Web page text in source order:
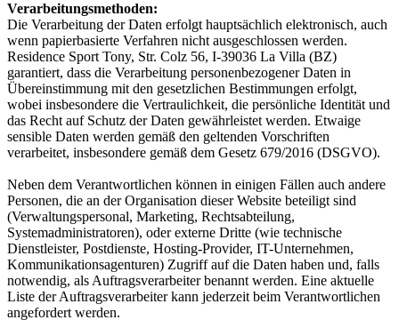
Verarbeitungsmethoden:
Die Verarbeitung der Daten erfolgt hauptsächlich elektronisch, auch
wenn papierbasierte Verfahren nicht ausgeschlossen werden.
Residence Sport Tony, Str. Colz 56, I-39036 La Villa (BZ)
garantiert, dass die Verarbeitung personenbezogener Daten in
Übereinstimmung mit den gesetzlichen Bestimmungen erfolgt,
wobei insbesondere die Vertraulichkeit, die persönliche Identität und
das Recht auf Schutz der Daten gewährleistet werden. Etwaige
sensible Daten werden gemäß den geltenden Vorschriften
verarbeitet, insbesondere gemäß dem Gesetz 679/2016 (DSGVO).
Neben dem Verantwortlichen können in einigen Fällen auch andere
Personen, die an der Organisation dieser Website beteiligt sind
(Verwaltungspersonal, Marketing, Rechtsabteilung,
Systemadministratoren), oder externe Dritte (wie technische
Dienstleister, Postdienste, Hosting-Provider, IT-Unternehmen,
Kommunikationsagenturen) Zugriff auf die Daten haben und, falls
notwendig, als Auftragsverarbeiter benannt werden. Eine aktuelle
Liste der Auftragsverarbeiter kann jederzeit beim Verantwortlichen
angefordert werden.